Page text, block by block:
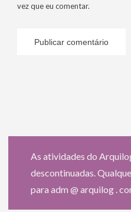
vez que eu comentar.
As atividades do
descontinuadas.
para adm @ arquilog .